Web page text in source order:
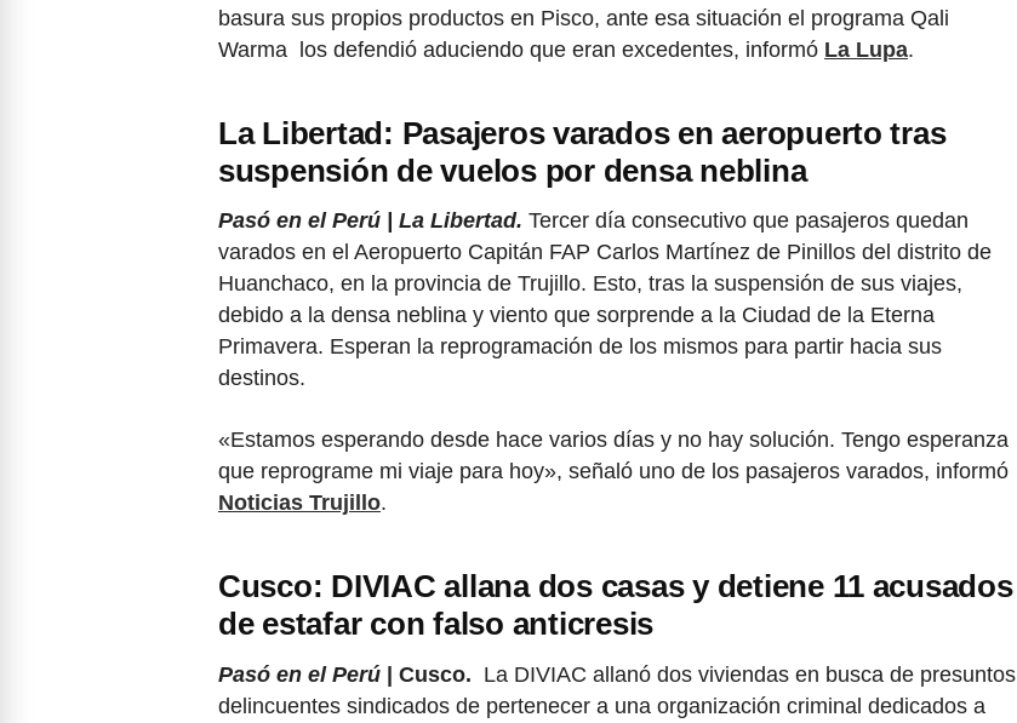
basura sus propios productos en Pisco, ante esa situación el programa Qali
Warma los defendió aduciendo que eran excedentes, informó La Lupa.
La Libertad: Pasajeros varados en aeropuerto tras
suspensión de vuelos por densa neblina
Pasó en el Perú | La Libertad. Tercer día consecutivo que pasajeros quedan
varados en el Aeropuerto Capitán FAP Carlos Martínez de Pinillos del distrito de
Huanchaco, en la provincia de Trujillo. Esto, tras la suspensión de sus viajes,
debido a la densa neblina y viento que sorprende a la Ciudad de la Eterna
Primavera. Esperan la reprogramación de los mismos para partir hacia sus
destinos.
«Estamos esperando desde hace varios días y no hay solución. Tengo esperanza
que reprograme mi viaje para hoy», señaló uno de los pasajeros varados, informó
Noticias Trujillo.
Cusco: DIVIAC allana dos casas y detiene 11 acusados
de estafar con falso anticresis
Pasó en el Perú | Cusco. La DIVIAC allanó dos viviendas en busca de presuntos
delincuentes sindicados de pertenecer a una organización criminal dedicados a